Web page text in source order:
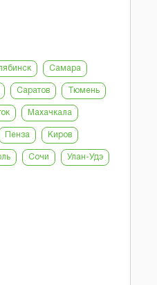
Самара
Саратов Тюмень
Махачкала
Пенза Киров
Сочи Улан-Удэ